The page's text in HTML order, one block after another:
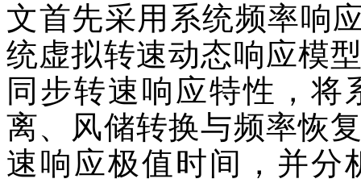
文首先采用系统频率响
统虚拟转速动态响应模
同步转速响应特性，
离、风储转换与频率恢
速响应极值时间，并分